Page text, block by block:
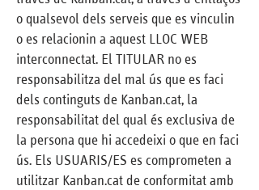
o qualsevol dels serveis que es vinculin
o es relacionin a aquest LLOC WEB
interconnectat. El TITULAR no es
responsabilitza del mal ús que es faci
dels continguts de Kanban.cat, la
responsabilitat del qual és exclusiva de
la persona que hi accedeixi o que en faci
ús. Els USUARIS/ES es comprometen a
utilitzar Kanban.cat de conformitat amb